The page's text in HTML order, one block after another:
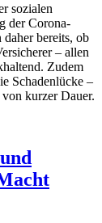
sozialen
der Corona-
bereits, ob
– allen
Zudem
Schadenlücke –
kurzer Dauer.